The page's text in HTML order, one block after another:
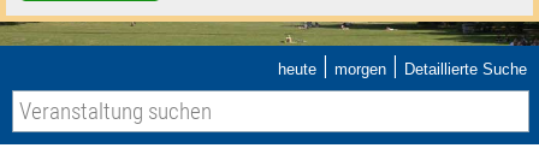
heute | morgen | Detaillierte Suche